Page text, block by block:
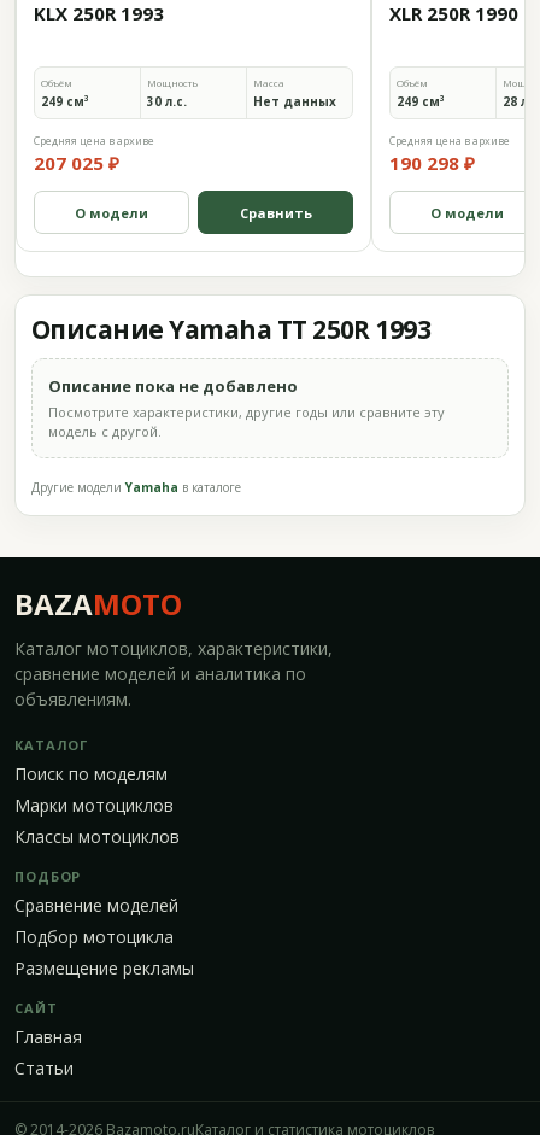
KLX 250R 1993
Объём
249 см³
Мощность
30 л.с.
Масса
Нет данных
Средняя цена в архиве
207 025 ₽
О модели Сравнить
XLR 250R 1990
Объём
249 см³ 28
Средняя цена в архиве
190 298 ₽
О модели
Описание Yamaha TT 250R 1993
Описание пока не добавлено
Посмотрите характеристики, другие годы или сравните эту
модель с другой.
Другие моделиYamaha в каталоге
BAZAMOTO
Каталог мотоциклов, характеристики,
сравнение моделей и аналитика по
объявлениям.
КАТАЛОГ
Поиск по моделям
Марки мотоциклов
Классы мотоциклов
ПОДБОР
Сравнение моделей
Подбор мотоцикла
Размещение рекламы
САЙТ
Главная
Статьи
© 2014-2026 Bazamoto.ruКаталог и статистика мотоциклов